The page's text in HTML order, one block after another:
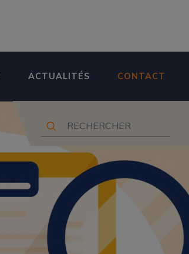
ACTUALITÉS CONTACT